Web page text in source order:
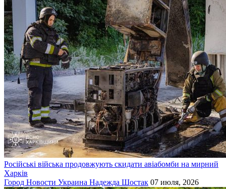
Російські війська продовжують скидати авіабомби на мирний
Харків
Город Новости Украина Надежда Шостак 07 июля, 2026